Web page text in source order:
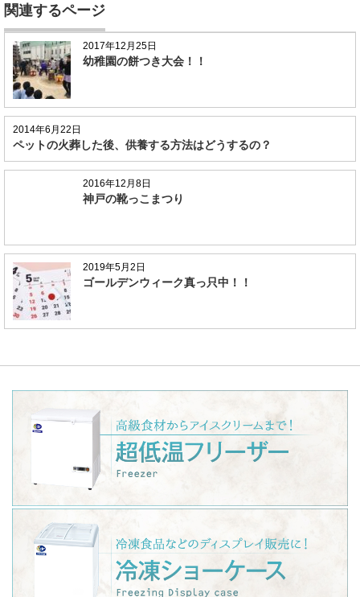
関連するページ
2017年12月25日
幼稚園の餅つき大会！！
2014年6月22日
ペットの火葬した後、供養する方法はどうするの？
2016年12月8日
神戸の靴っこまつり
2019年5月2日
ゴールデンウィーク真っ只中！！